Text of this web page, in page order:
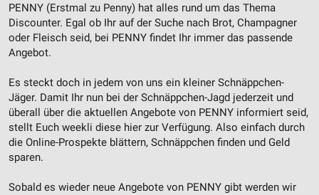
PENNY (Erstmal zu Penny) hat alles rund um das Thema
Discounter. Egal ob Ihr auf der Suche nach Brot, Champagner
oder Fleisch seid, bei PENNY findet Ihr immer das passende
Angebot.
Es steckt doch in jedem von uns ein kleiner Schnäppchen-
Jäger. Damit Ihr nun bei der Schnäppchen-Jagd jederzeit und
überall über die aktuellen Angebote von PENNY informiert seid,
stellt Euch weekli diese hier zur Verfügung. Also einfach durch
die Online-Prospekte blättern, Schnäppchen finden und Geld
sparen.
Sobald es wieder neue Angebote von PENNY gibt werden wir